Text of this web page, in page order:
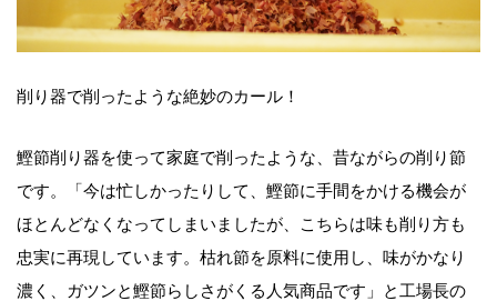
削り器で削ったような絶妙のカール！
鰹節削り器を使って家庭で削ったような、昔ながらの削り節
です。「今は忙しかったりして、鰹節に手間をかける機会が
ほとんどなくなってしまいましたが、こちらは味も削り方も
忠実に再現しています。枯れ節を原料に使用し、味がかなり
濃く、ガツンと鰹節らしさがくる人気商品です」と工場長の